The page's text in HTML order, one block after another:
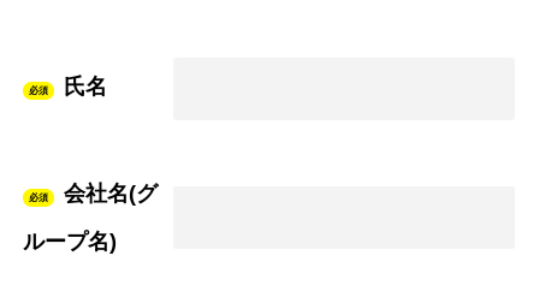
必須 氏名
必須
会社名(グ
ループ名)